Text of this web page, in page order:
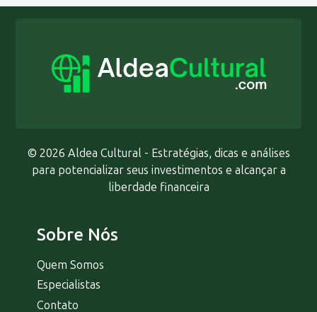
© 2026 Aldea Cultural - Estratégias, dicas e análises
para potencializar seus investimentos e alcançar a
liberdade financeira
Sobre Nós
Quem Somos
Especialistas
Contato